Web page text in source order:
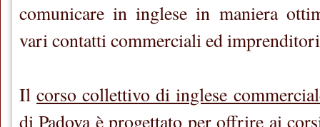
comunicare in inglese in maniera
vari contatti commerciali ed
Ilcorso collettivo di inglese
di Padova è progettato per offrire ai